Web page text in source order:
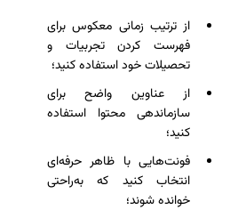
از ترتیب زمانی معکوس برای
فهرست کردن تجربیات و
تحصیلات خود استفاده کنید؛
از عناوین واضح برای
سازماندهی محتوا استفاده
کنید؛
فونت‌هایی با ظاهر حرفه‌ای
انتخاب کنید که به‌راحتی
خوانده شوند؛